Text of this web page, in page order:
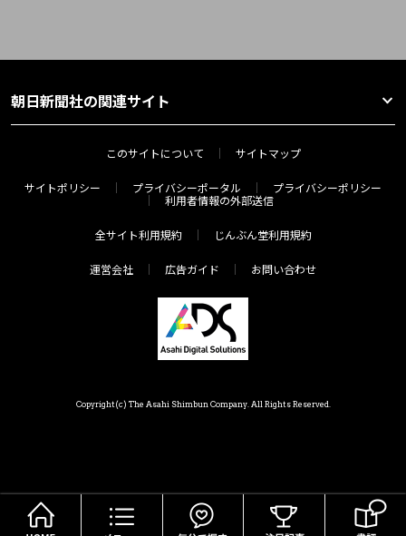
朝日新聞社の関連サイト
このサイトについて サイトマップ
サイトポリシー プライバシーポータル
プライバシーポリシー
利用者情報の外部送信
全サイト利用規約 じんぶん堂利用規約
運営会社 広告ガイド お問い合わせ
Copyright(c) The Asahi Shimbun Company. All Rights Reserved.